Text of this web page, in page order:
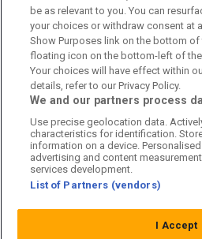
Sponsor: Rekatochklart
Annonsera på Fotbolldirekt
Redaktionell policy
Personuppgiftspolicy
Cookiepolicy
Arkiv
be as relevant to you. You can
your choices or withdraw consent at
Show Purposes link on the bottom
floating icon on the bottom-left of
Your choices will have effect within
details, refer to our Privacy Policy.
We and our partners process
Use precise geolocation data.
characteristics for identification.
information on a device.
advertising and content
services development.
List of Partners (vendors)
I Accept